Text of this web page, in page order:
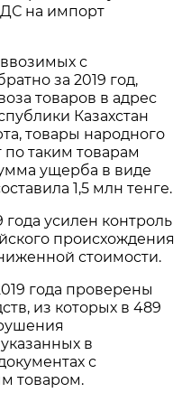
на импорт
с
за 2019 год,
товаров в адрес
Казахстан
товары народного
таким товарам
ущерба в виде
1,5 млн тенге.
года усилен контроль
происхождения
стоимости.
года проверены
из которых в 489
в
с
товаром.